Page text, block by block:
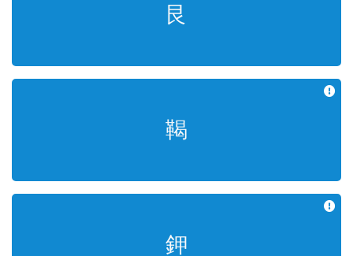
艮
괘이름 간
鞨
오랑캐이름 갈
鉀
갑옷 갑